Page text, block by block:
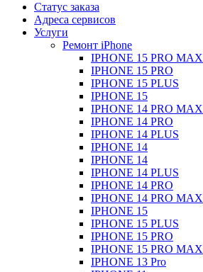
Статус заказа
Адреса сервисов
Услуги
Ремонт iPhone
IPHONE 15 PRO MAX
IPHONE 15 PRO
IPHONE 15 PLUS
IPHONE 15
IPHONE 14 PRO MAX
IPHONE 14 PRO
IPHONE 14 PLUS
IPHONE 14
IPHONE 14
IPHONE 14 PLUS
IPHONE 14 PRO
IPHONE 14 PRO MAX
IPHONE 15
IPHONE 15 PLUS
IPHONE 15 PRO
IPHONE 15 PRO MAX
IPHONE 13 Pro